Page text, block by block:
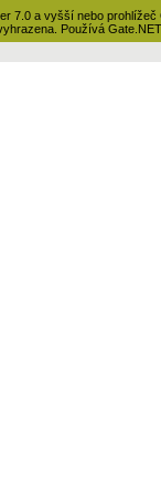
7.0 a vyšší nebo prohlížeč
Používá